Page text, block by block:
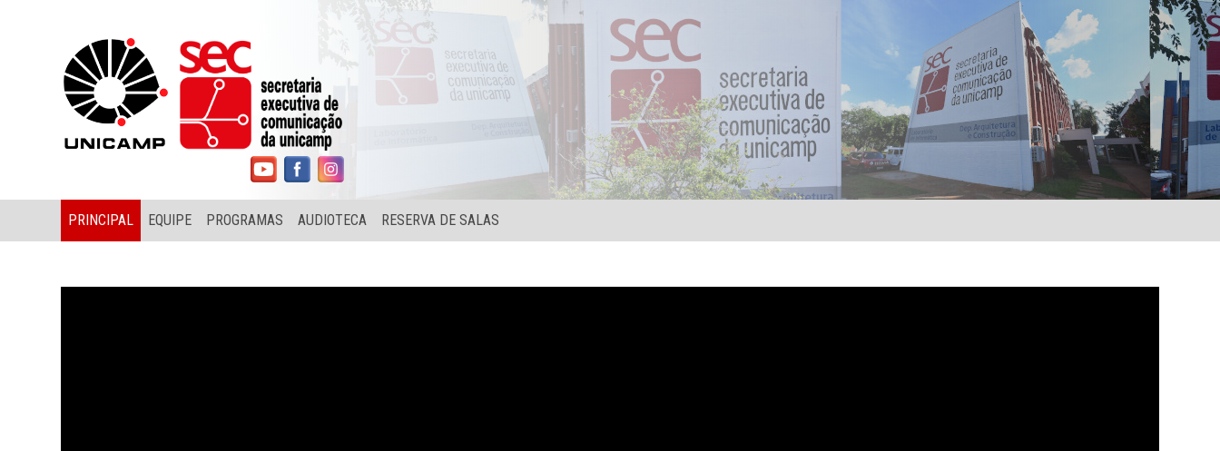
PRINCIPAL EQUIPE PROGRAMAS AUDIOTECA RESERVA DE SALAS